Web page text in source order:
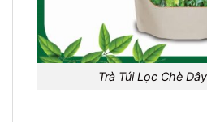
Trà Túi Lọc Chè